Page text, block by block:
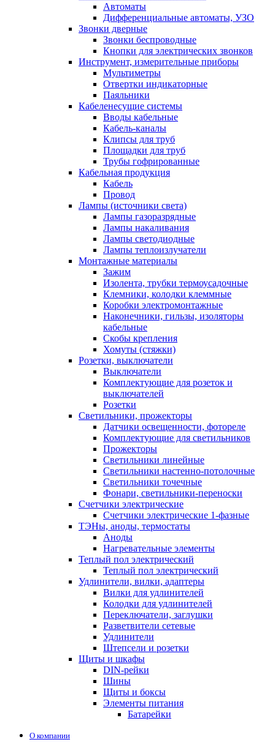
Автоматы
Дифференциальные автоматы, УЗО
Звонки дверные
Звонки беспроводные
Кнопки для электрических звонков
Инструмент, измерительные приборы
Мультиметры
Отвертки индикаторные
Паяльники
Кабеленесущие системы
Вводы кабельные
Кабель-каналы
Клипсы для труб
Площадки для труб
Трубы гофрированные
Кабельная продукция
Кабель
Провод
Лампы (источники света)
Лампы газоразрядные
Лампы накаливания
Лампы светодиодные
Лампы теплоизлучатели
Монтажные материалы
Зажим
Изолента, трубки термоусадочные
Клемники, колодки клеммные
Коробки электромонтажные
Наконечники, гильзы, изоляторы
кабельные
Скобы крепления
Хомуты (стяжки)
Розетки, выключатели
Выключатели
Комплектующие для розеток и
выключателей
Розетки
Светильники, прожекторы
Датчики освещенности, фотореле
Комплектующие для светильников
Прожекторы
Светильники линейные
Светильники настенно-потолочные
Светильники точечные
Фонари, светильники-переноски
Счетчики электрические
Счетчики электрические 1-фазные
ТЭНы, аноды, термостаты
Аноды
Нагревательные элементы
Теплый пол электрический
Теплый пол электрический
Удлинители, вилки, адаптеры
Вилки для удлинителей
Колодки для удлинителей
Переключатели, заглушки
Разветвители сетевые
Удлинители
Штепсели и розетки
Щиты и шкафы
DIN-рейки
Шины
Щиты и боксы
Элементы питания
Батарейки
О компании